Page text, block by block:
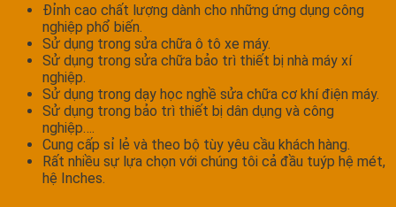
Đỉnh cao chất lượng dành cho những ứng dụng công
nghiệp phổ biến.
Sử dụng trong sửa chữa ô tô xe máy.
Sử dụng trong sửa chữa bảo trì thiết bị nhà máy xí
nghiệp.
Sử dụng trong dạy học nghề sửa chữa cơ khí điện máy.
Sử dụng trong bảo trì thiết bị dân dụng và công
nghiệp….
Cung cấp sỉ lẻ và theo bộ tùy yêu cầu khách hàng.
Rất nhiều sự lựa chọn với chúng tôi cả đầu tuýp hệ mét,
hệ Inches.